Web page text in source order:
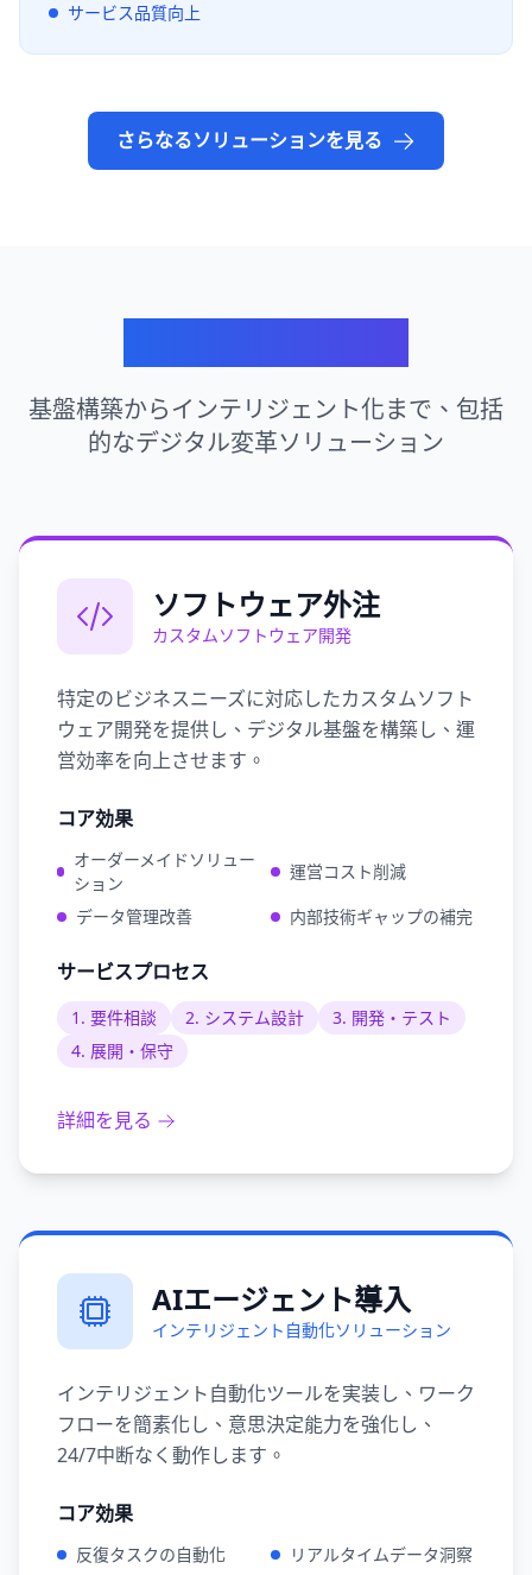
サービス品質向上
さらなるソリューションを見る
基盤構築からインテリジェント化まで、包括
的なデジタル変革ソリューション
ソフトウェア外注
カスタムソフトウェア開発
特定のビジネスニーズに対応したカスタムソフト
ウェア開発を提供し、デジタル基盤を構築し、運
営効率を向上させます。
コア効果
オーダーメイドソリュー
ション
運営コスト削減
データ管理改善
内部技術ギャップの補完
サービスプロセス
1 . 要件相談 2. システム設計 3. 開発・テスト
4. 展開・保守
詳細を見る
AIエージェント導入
インテリジェント自動化ソリューション
インテリジェント自動化ツールを実装し、ワーク
フローを簡素化し、意思決定能力を強化し、
24/7中断なく動作します。
コア効果
反復タスクの自動化
リアルタイムデータ洞察